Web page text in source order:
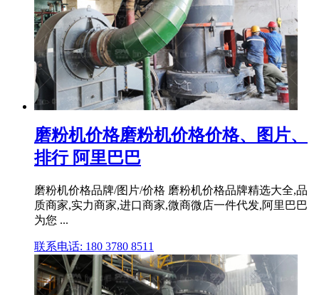
磨粉机价格磨粉机价格价格、图片、
排行 阿里巴巴
磨粉机价格品牌/图片/价格 磨粉机价格品牌精选大全,品
质商家,实力商家,进口商家,微商微店一件代发,阿里巴巴
为您 ...
联系电话: 180 3780 8511